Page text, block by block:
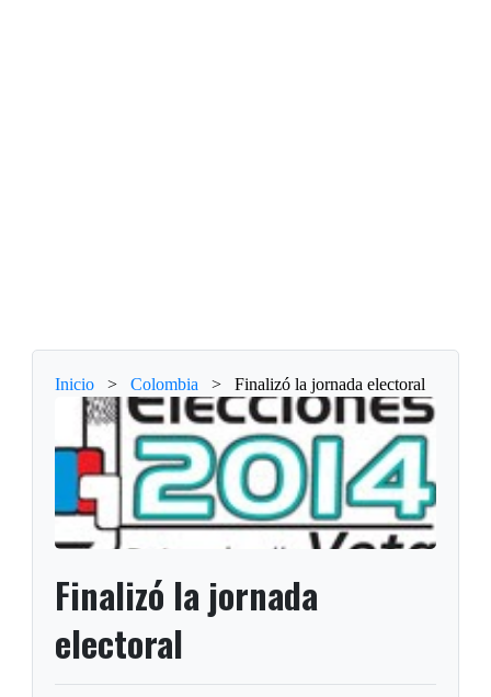
Inicio > Colombia > Finalizó la jornada electoral
Finalizó la jornada
electoral